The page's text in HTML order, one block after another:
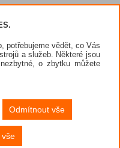
potřebujeme vědět, co Vás
a služeb. Některé jsou
o zbytku můžete
Odmítnout vše
vše